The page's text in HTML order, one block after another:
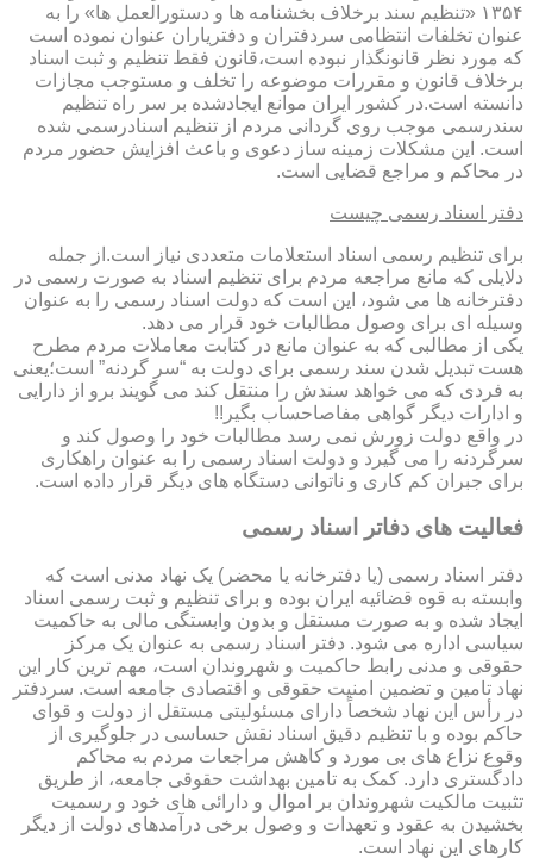
۱۳۵۴ «تنظیم سند برخلاف بخشنامه ها و دستورالعمل ها» را به
عنوان تخلفات انتظامی سردفتران و دفتریاران عنوان نموده است
که مورد نظر قانونگذار نبوده است،قانون فقط تنظیم و ثبت اسناد
برخلاف قانون و مقررات موضوعه را تخلف و مستوجب مجازات
دانسته است.در کشور ایران موانع ایجادشده بر سر راه تنظیم
سندرسمی موجب روی گردانی مردم از تنظیم اسنادرسمی شده
است. این مشکلات زمینه ساز دعوی و باعث افزایش حضور مردم
در محاکم و مراجع قضایی است.
دفتر اسناد رسمی چیست
برای تنظیم رسمی اسناد استعلامات متعددی نیاز است.از جمله
دلایلی که مانع مراجعه مردم برای تنظیم اسناد به صورت رسمی در
دفترخانه ها می شود، این است که دولت اسناد رسمی را به عنوان
وسیله ای برای وصول مطالبات خود قرار می دهد.
یکی از مطالبی که به عنوان مانع در کتابت معاملات مردم مطرح
هست تبدیل شدن سند رسمی برای دولت به “سر گردنه” است؛یعنی
به فردی که می خواهد سندش را منتقل کند می گویند برو از دارایی
و ادارات دیگر گواهی مفاصاحساب بگیر!!
در واقع دولت زورش نمی رسد مطالبات خود را وصول کند و
سرگردنه را می گیرد و دولت اسناد رسمی را به عنوان راهکاری
برای جبران کم کاری و ناتوانی دستگاه های دیگر قرار داده است.
فعالیت های دفاتر اسناد رسمی
دفتر اسناد رسمی (یا دفترخانه یا محضر) یک نهاد مدنی است که
وابسته به قوه قضائیه ایران بوده و برای تنظیم و ثبت رسمی اسناد
ایجاد شده و به صورت مستقل و بدون وابستگی مالی به حاکمیت
سیاسی اداره می شود. دفتر اسناد رسمی به عنوان یک مرکز
حقوقی و مدنی رابط حاکمیت و شهروندان است، مهم ترین کار این
نهاد تامین و تضمین امنیت حقوقی و اقتصادی جامعه است. سردفتر
در رأس این نهاد شخصاً دارای مسئولیتی مستقل از دولت و قوای
حاکم بوده و با تنظیم دقیق اسناد نقش حساسی در جلوگیری از
وقوع نزاع های بی مورد و کاهش مراجعات مردم به محاکم
دادگستری دارد. کمک به تامین بهداشت حقوقی جامعه، از طریق
تثبیت مالکیت شهروندان بر اموال و دارائی های خود و رسمیت
بخشیدن به عقود و تعهدات و وصول برخی درآمدهای دولت از دیگر
کارهای این نهاد است.